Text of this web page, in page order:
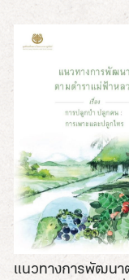
แนวทางการพัฒนา